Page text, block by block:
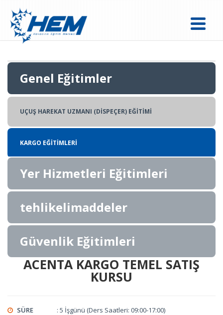
Genel Eğitimler
UÇUŞ HAREKAT UZMANI (DİSPEÇER) EĞİTİMİ
KARGO EĞİTİMLERİ
Yer Hizmetleri Eğitimleri
UÇUŞ İZNİ EĞİTİMLERİ
TEMSİL EĞİTİMLERİ
GÖZETİM VE YÖNETİM EĞİTİMLERİ
tehlikelimaddeler
IATA-DGR (CBT) TEHLİKELİ MADDELER EĞİTİMİ
Güvenlik Eğitimleri
GÜVENLİK BİLİNCİ EĞİTİMİ
GÜVENLİK YÖNETİMİ EĞİTİMİ
ACENTA KARGO TEMEL SATIŞ
KURSU
SÜRE
: 5 İşgünü (Ders Saatleri: 09:00-17:00)